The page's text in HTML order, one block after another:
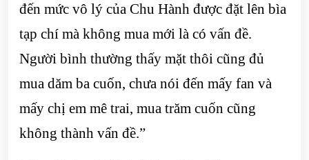
đến mức vô lý của Chu Hành được đặt lên bìa
tạp chí mà không mua mới là có vấn đề.
Người bình thường thấy mặt thôi cũng đủ
mua dăm ba cuốn, chưa nói đến mấy fan và
mấy chị em mê trai, mua trăm cuốn cũng
không thành vấn đề.”